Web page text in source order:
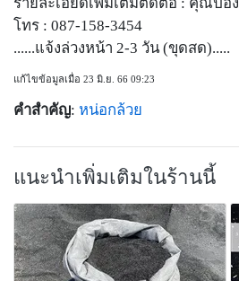
โทร : 087-158-3454
......แจ้งล่วงหน้า 2-3 วัน (ขุดสด).....
แก้ไขข้อมูลเมื่อ 23 มิ.ย. 66 09:23
คำสำคัญ: หน่อกล้วย
แนะนำเพิ่มเติมในร้านนี้